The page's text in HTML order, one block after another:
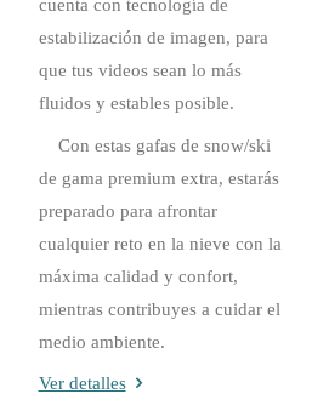
cuenta con tecnología de
estabilización de imagen, para
que tus videos sean lo más
fluidos y estables posible.
Con estas gafas de snow/ski
de gama premium extra, estarás
preparado para afrontar
cualquier reto en la nieve con la
máxima calidad y confort,
mientras contribuyes a cuidar el
medio ambiente.
Ver detalles